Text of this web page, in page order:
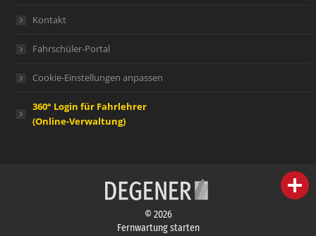
Kontakt
Fahrschüler-Portal
Cookie-Einstellungen anpassen
360° Login für Fahrlehrer
(Online-Verwaltung)
© 2026
Fernwartung starten
person IHR FACHBERATER
campaign